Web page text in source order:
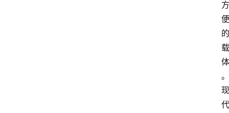
方
便
的
载
体
。
现
代